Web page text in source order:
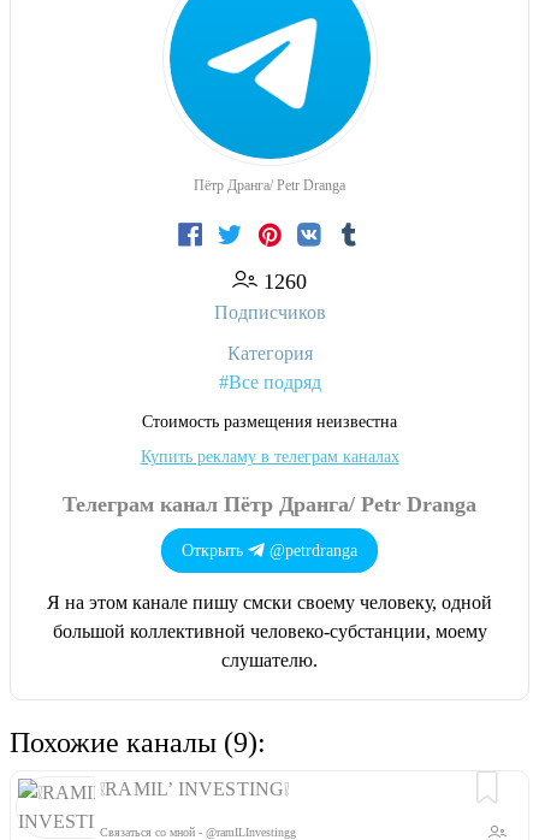
Пётр Дранга/ Petr Dranga
Телеграм канал Пётр Дранга/ Petr Dranga
Открыть @petrdranga
Я на этом канале пишу смски своему человеку, одной
большой коллективной человеко-субстанции, моему
слушателю.
1260
Подписчиков
Категория
#Все подряд
Cтоимость размещения неизвестна
Купить рекламу в телеграм каналах
Похожие каналы (9):
❕RAMIL’ INVESTING❕
Связаться со мной - @ramILInvestingg